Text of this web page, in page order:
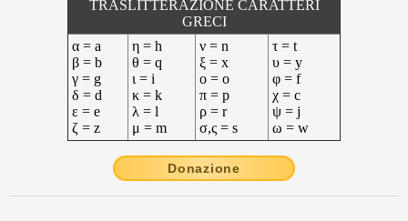
TRASLITTERAZIONE CARATTERI
GRECI
α = a
β = b
γ = g
δ = d
ε = e
ζ = z
η = h
θ = q
ι = i
κ = k
λ = l
μ = m
ν = n
ξ = x
ο = o
π = p
ρ = r
σ,ς = s
τ = t
υ = y
φ = f
χ = c
ψ = j
ω = w
Donazione